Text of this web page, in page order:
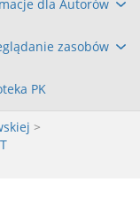
dla Autorów
zasobów
PK
>